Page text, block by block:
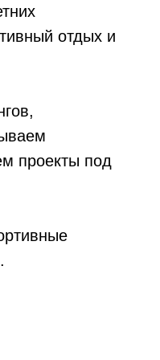
отдых и
проекты под